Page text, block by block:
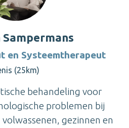
en Systeemtherapeut
(25km)
behandeling voor
problemen bij
gezinnen en